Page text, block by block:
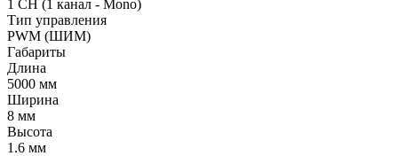
1 CH (1 канал - Mono)
Тип управления
PWM (ШИМ)
Габариты
Длина
5000 мм
Ширина
8 мм
Высота
1.6 мм